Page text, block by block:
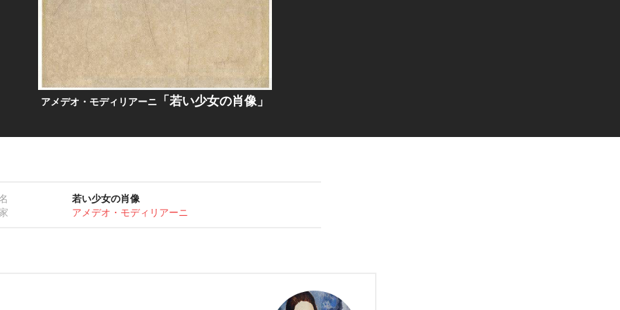
アメデオ・モディリアーニ 「若い少女の肖像」
若い少女の肖像
アメデオ・モディリアーニ